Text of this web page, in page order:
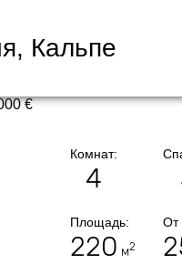
Кальпе
Комнат:
4
Площадь:
220 м2
От